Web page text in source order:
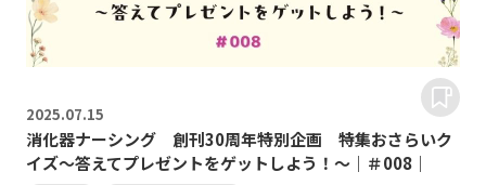
2025.07.15
消化器ナーシング 創刊30周年特別企画 特集おさらいク
イズ～答えてプレゼントをゲットしよう！～｜＃008｜